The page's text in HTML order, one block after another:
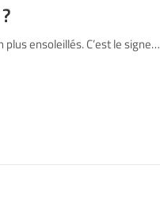
ensoleillés. C’est le signe…